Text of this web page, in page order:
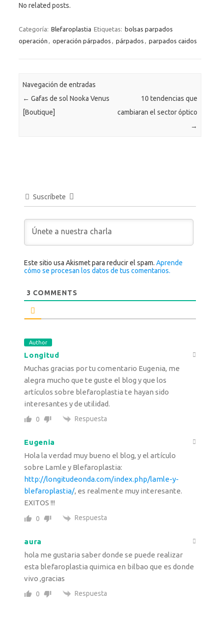
No related posts.
Categoría: Blefaroplastia Etiquetas: bolsas parpados
operación , operación párpados , párpados , parpados caidos
Navegación de entradas
← Gafas de sol Nooka Venus
[Boutique]
10 tendencias que
cambiaran el sector óptico
→
Suscríbete
Este sitio usa Akismet para reducir el spam.Aprende
cómo se procesan los datos de tus comentarios.
3 COMMENTS
Author
Longitud
Muchas gracias por tu comentario Eugenia, me
alegra mucho que te guste el blog y que los
artículos sobre blefaroplastia te hayan sido
interesantes y de utilidad.
0 Respuesta
Eugenia
Hola la verdad muy bueno el blog, y el artículo
sobre Lamle y Blefaroplastia:
http://longitudeonda.com/index.php/lamle-y-
blefaroplastia/, es realmente muy interesante.
EXITOS !!!
0 Respuesta
aura
hola me gustaria saber donde se puede realizar
esta blefaroplastia quimica en bilbao que es donde
vivo ,gracias
0 Respuesta